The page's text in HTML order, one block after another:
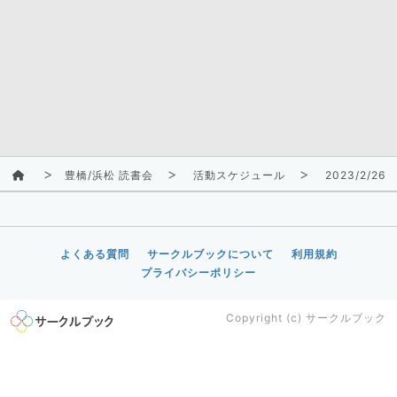
豊橋/浜松 読書会 活動スケジュール 2023/2/26(
よくある質問 サークルブックについて
利用規約
プライバシーポリシー
Copyright (c) サークルブック